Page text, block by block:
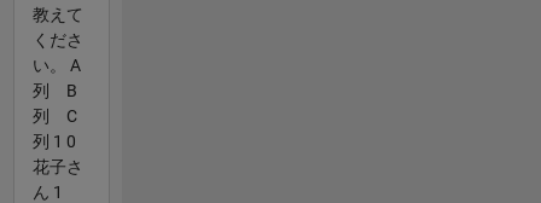
教えて
くださ
い。 A
列 B
列 C
列 1 0
花子さ
ん 1